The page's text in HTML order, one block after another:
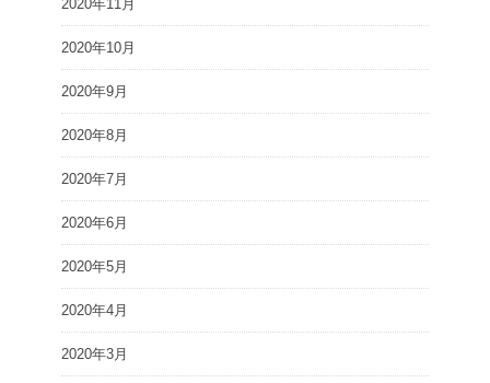
2020年11月
2020年10月
2020年9月
2020年8月
2020年7月
2020年6月
2020年5月
2020年4月
2020年3月